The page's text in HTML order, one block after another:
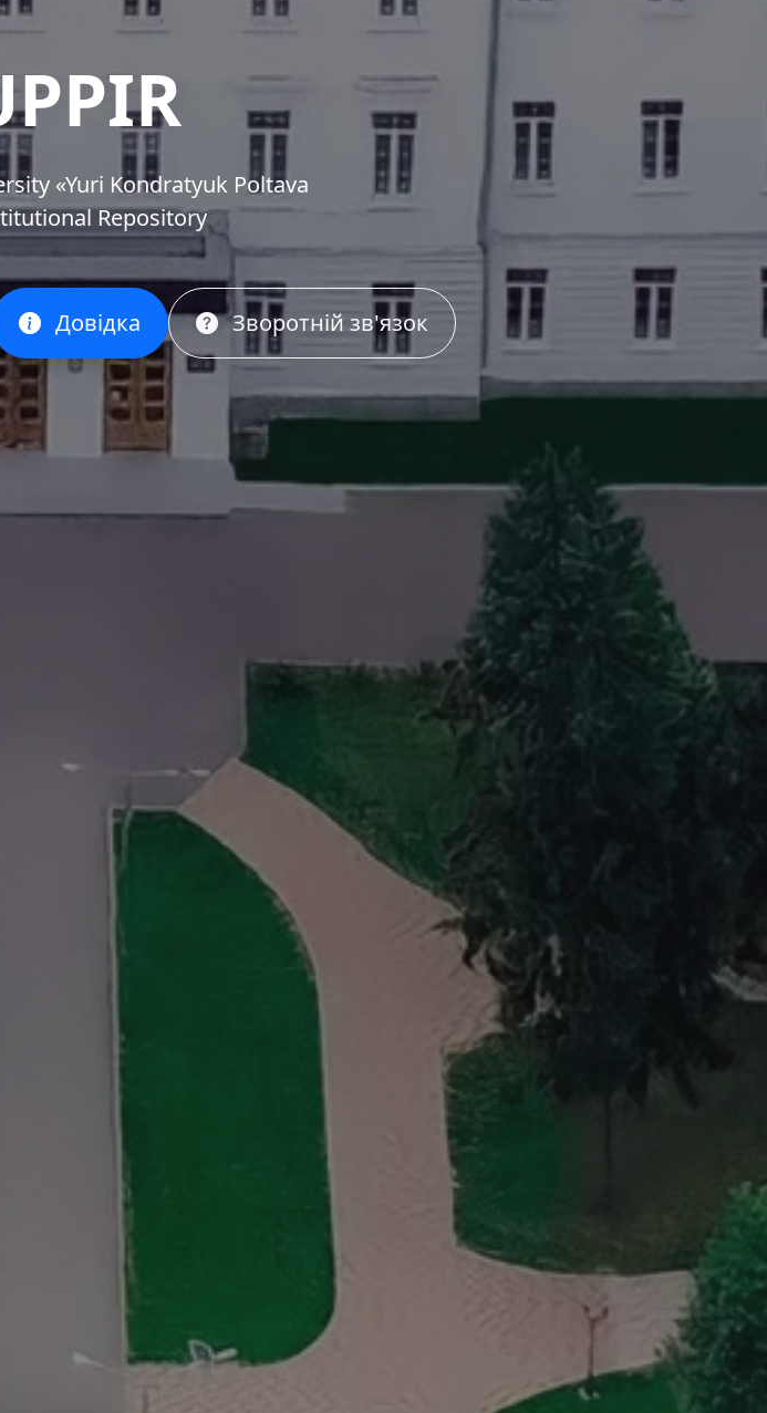
«Yuri Kondratyuk Poltava
Repository
Довідка Зворотній зв'язок